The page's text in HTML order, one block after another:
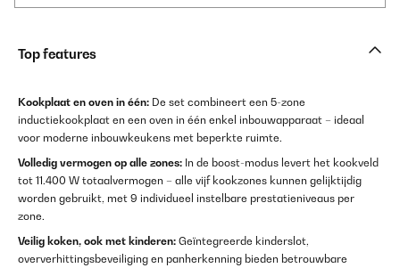
Top features
Kookplaat en oven in één: De set combineert een 5-zone
inductiekookplaat en een oven in één enkel inbouwapparaat – ideaal
voor moderne inbouwkeukens met beperkte ruimte.
Volledig vermogen op alle zones: In de boost-modus levert het kookveld
tot 11.400 W totaalvermogen – alle vijf kookzones kunnen gelijktijdig
worden gebruikt, met 9 individueel instelbare prestatieniveaus per
zone.
Veilig koken, ook met kinderen: Geïntegreerde kinderslot,
oververhittingsbeveiliging en panherkenning bieden betrouwbare